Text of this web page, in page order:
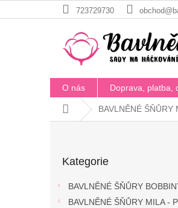
na
723729730
O nás Doprava, platba,
Domů BAVLNĚNÉ ŠŇŮRY
kategorie
Kategorie
BAVLNĚNÉ ŠŇŮRY
BAVLNĚNÉ ŠŇŮRY MILA -